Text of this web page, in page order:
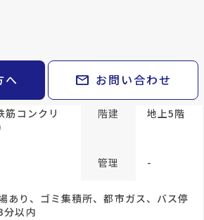
keyboard_arrow_right
めたら
用
へ mail お問い合わせ
ンション 築年月
1973年
05月
筋コンクリ
階建 地上5階
管理 -
あり、ゴミ集積所、都市ガス、バス停
分以内